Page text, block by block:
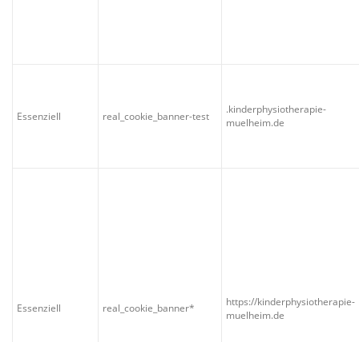
Essenziell real_cookie_banner-test
.kinderphysiotherapie-
muelheim.de
Essenziell real_cookie_banner*
https://kinderphysiotherapie-
muelheim.de